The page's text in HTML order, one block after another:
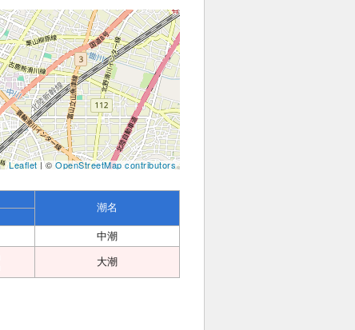
Leaflet| ©OpenStreetMap contributors
潮名
中潮
大潮